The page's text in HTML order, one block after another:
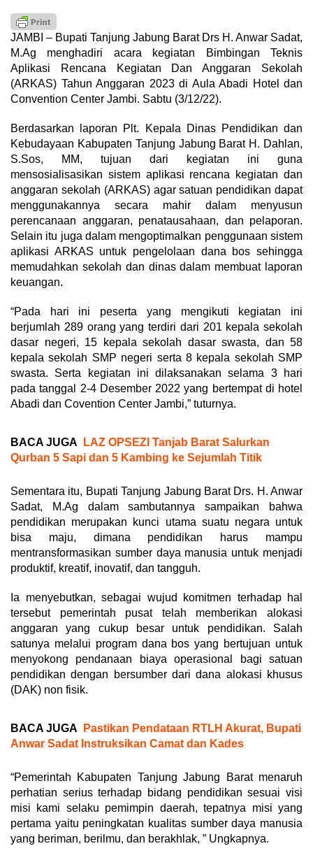
JAMBI – Bupati Tanjung Jabung Barat Drs H. Anwar Sadat,
M.Ag menghadiri acara kegiatan Bimbingan Teknis
Aplikasi Rencana Kegiatan Dan Anggaran Sekolah
(ARKAS) Tahun Anggaran 2023 di Aula Abadi Hotel dan
Convention Center Jambi. Sabtu (3/12/22).
Berdasarkan laporan Plt. Kepala Dinas Pendidikan dan
Kebudayaan Kabupaten Tanjung Jabung Barat H. Dahlan,
S.Sos, MM, tujuan dari kegiatan ini guna
mensosialisasikan sistem aplikasi rencana kegiatan dan
anggaran sekolah (ARKAS) agar satuan pendidikan dapat
menggunakannya secara mahir dalam menyusun
perencanaan anggaran, penatausahaan, dan pelaporan.
Selain itu juga dalam mengoptimalkan penggunaan sistem
aplikasi ARKAS untuk pengelolaan dana bos sehingga
memudahkan sekolah dan dinas dalam membuat laporan
keuangan.
“Pada hari ini peserta yang mengikuti kegiatan ini
berjumlah 289 orang yang terdiri dari 201 kepala sekolah
dasar negeri, 15 kepala sekolah dasar swasta, dan 58
kepala sekolah SMP negeri serta 8 kepala sekolah SMP
swasta. Serta kegiatan ini dilaksanakan selama 3 hari
pada tanggal 2-4 Desember 2022 yang bertempat di hotel
Abadi dan Covention Center Jambi,” tuturnya.
BACA JUGA
LAZ OPSEZI Tanjab Barat Salurkan
Qurban 5 Sapi dan 5 Kambing ke Sejumlah Titik
Sementara itu, Bupati Tanjung Jabung Barat Drs. H. Anwar
Sadat, M.Ag dalam sambutannya sampaikan bahwa
pendidikan merupakan kunci utama suatu negara untuk
bisa maju, dimana pendidikan harus mampu
mentransformasikan sumber daya manusia untuk menjadi
produktif, kreatif, inovatif, dan tangguh.
Ia menyebutkan, sebagai wujud komitmen terhadap hal
tersebut pemerintah pusat telah memberikan alokasi
anggaran yang cukup besar untuk pendidikan. Salah
satunya melalui program dana bos yang bertujuan untuk
menyokong pendanaan biaya operasional bagi satuan
pendidikan dengan bersumber dari dana alokasi khusus
(DAK) non fisik.
BACA JUGA
Pastikan Pendataan RTLH Akurat, Bupati
Anwar Sadat Instruksikan Camat dan Kades
“Pemerintah Kabupaten Tanjung Jabung Barat menaruh
perhatian serius terhadap bidang pendidikan sesuai visi
misi kami selaku pemimpin daerah, tepatnya misi yang
pertama yaitu peningkatan kualitas sumber daya manusia
yang beriman, berilmu, dan berakhlak, ” Ungkapnya.